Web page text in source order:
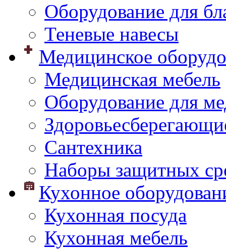
Оборудование для
Теневые навесы
Медицинское
Медицинская мебель
Оборудование для
Сантехника
Наборы защитных
Кухонное
Кухонная посуда
Кухонная мебель